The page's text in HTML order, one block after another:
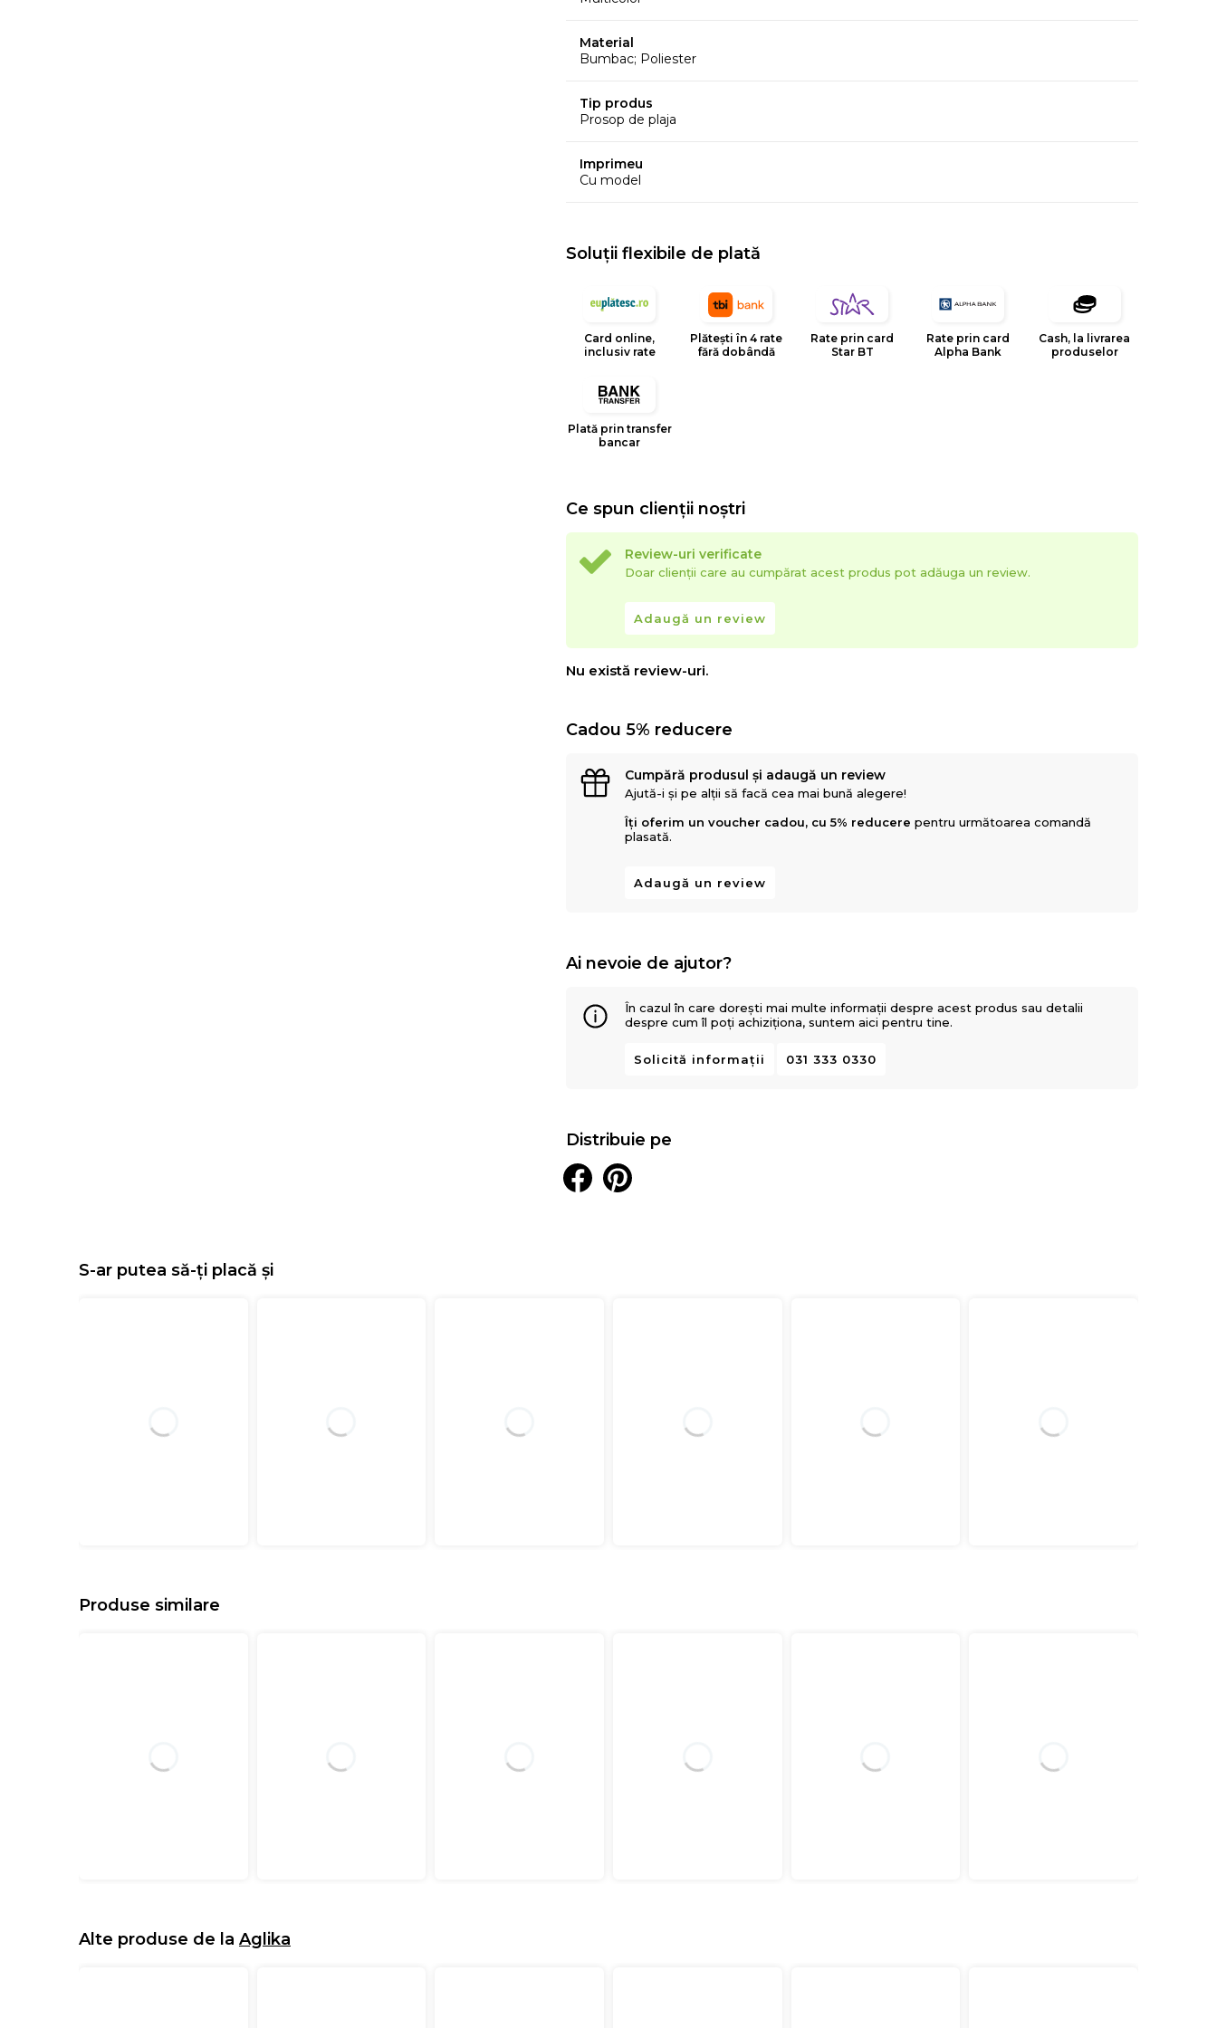
Material
Bumbac; Poliester
Tip produs
Prosop de plaja
Imprimeu
Cu model
Soluții flexibile de plată
Card online,
inclusiv rate
Plătești în 4 rate
fără dobândă
Rate prin card
Star BT
Rate prin card
Alpha Bank
Cash, la livrarea
produselor
Plată prin transfer
bancar
Ce spun clienții noștri
Review-uri verificate
Doar clienții care au cumpărat acest produs pot adăuga un review.
Adaugă un review
Nu există review-uri.
Cadou 5% reducere
Cumpără produsul și adaugă un review
Ajută-i și pe alții să facă cea mai bună alegere!
Îți oferim un voucher cadou, cu 5% reducere pentru următoarea comandă
plasată.
Adaugă un review
Ai nevoie de ajutor?
În cazul în care dorești mai multe informații despre acest produs sau detalii
despre cum îl poți achiziționa, suntem aici pentru tine.
Solicită informații 031 333 0330
Distribuie pe
S-ar putea să-ți placă și
Produse similare
Alte produse de la Aglika